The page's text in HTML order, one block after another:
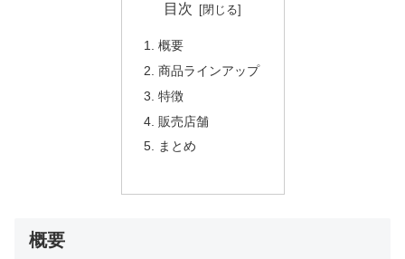
目次
概要
商品ラインアップ
特徴
販売店舗
まとめ
概要